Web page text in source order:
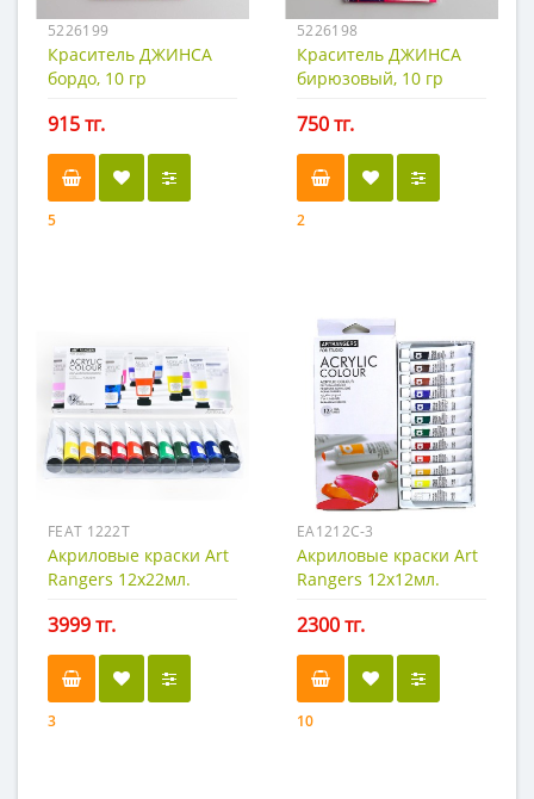
5226199
Краситель ДЖИНСА
бордо, 10 гр
915 тг.
5
5226198
Краситель ДЖИНСА
бирюзовый, 10 гр
750 тг.
2
FEAT 1222T
Акриловые краски Art
Rangers 12х22мл.
3999 тг.
3
EA1212C-3
Акриловые краски Art
Rangers 12х12мл.
2300 тг.
10